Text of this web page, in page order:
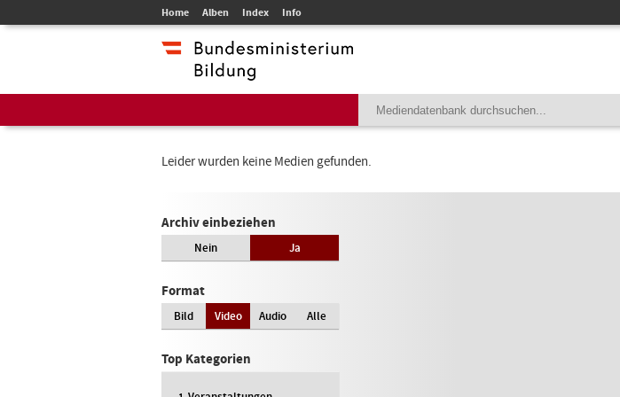
Home Alben Index Info
Leider wurden keine Medien gefunden.
Archiv einbeziehen
Nein Ja
Format
Bild Video Audio Alle
Top Kategorien